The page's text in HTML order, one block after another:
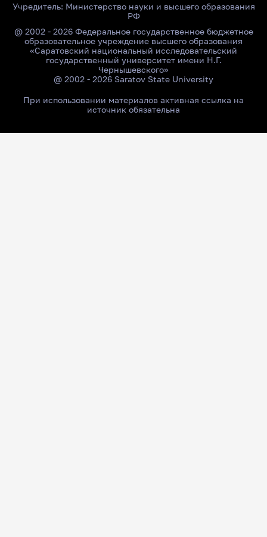
Учредитель: Министерство науки и высшего образования
РФ
@ 2002 - 2026 Федеральное государственное бюджетное
образовательное учреждение высшего образования
«Саратовский национальный исследовательский
государственный университет имени Н.Г.
Чернышевского»
@ 2002 - 2026 Saratov State University
При использовании материалов активная ссылка на
источник обязательна